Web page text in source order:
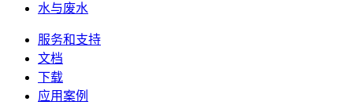
水与废水
服务和支持
文档
下载
应用案例